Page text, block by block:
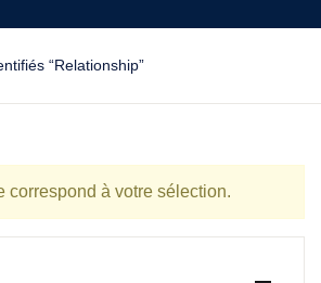
“Relationship”
correspond à votre sélection.